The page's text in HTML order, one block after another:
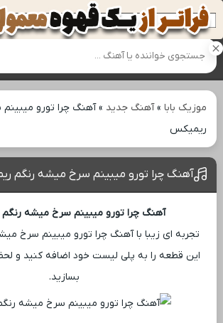
آهنگ های
موزیک بابا»آهنگ جدید »آهنگ چرا تورو
ریمیکس
آهنگ چرا تورو میبینم سرخ میشه رنگم
آهنگ چرا تورو میبینم سرخ میشه
تجربه ‌ای زیبا با آهنگ چرا تورو میبینم سرخ
این قطعه را به پلی ‌لیست خود اضافه کنید و
بسازید.